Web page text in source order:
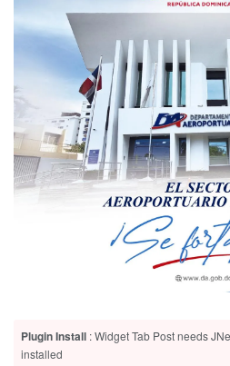
Plugin Install : Widget Tab Post needs
installed